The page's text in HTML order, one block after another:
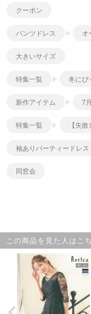
クーポン
パンツドレス オ
大きいサイズ
特集一覧 冬にぴ
新作アイテム 7
特集一覧 【失
袖ありパーティードレス
同窓会
この商品を見た人はこ